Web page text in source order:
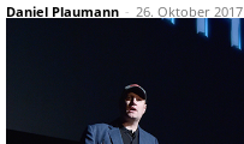
Daniel Plaumann - 26. Oktober 2017